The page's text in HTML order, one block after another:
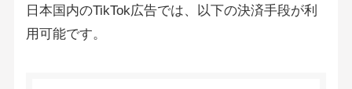
日本国内のTikTok広告では、以下の決済手段が利
用可能です。